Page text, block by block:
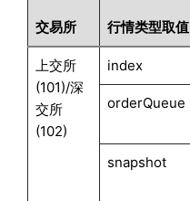
交易所 行情类型取值
上交所
(101)/深
交所
(102)
index
orderQueue
snapshot